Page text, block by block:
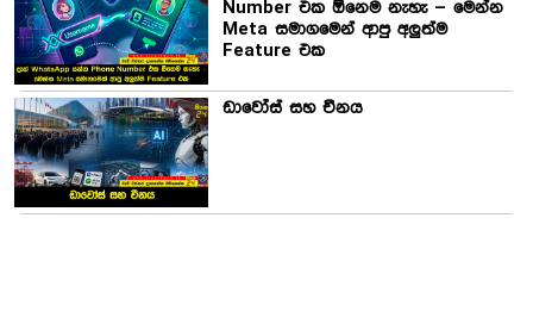
Number එක ඕනෙම නැහැ – මෙන්න
Meta සමාගමෙන් ආපු අලුත්ම
Feature එක
ඩාවෝස් සහ චීනය